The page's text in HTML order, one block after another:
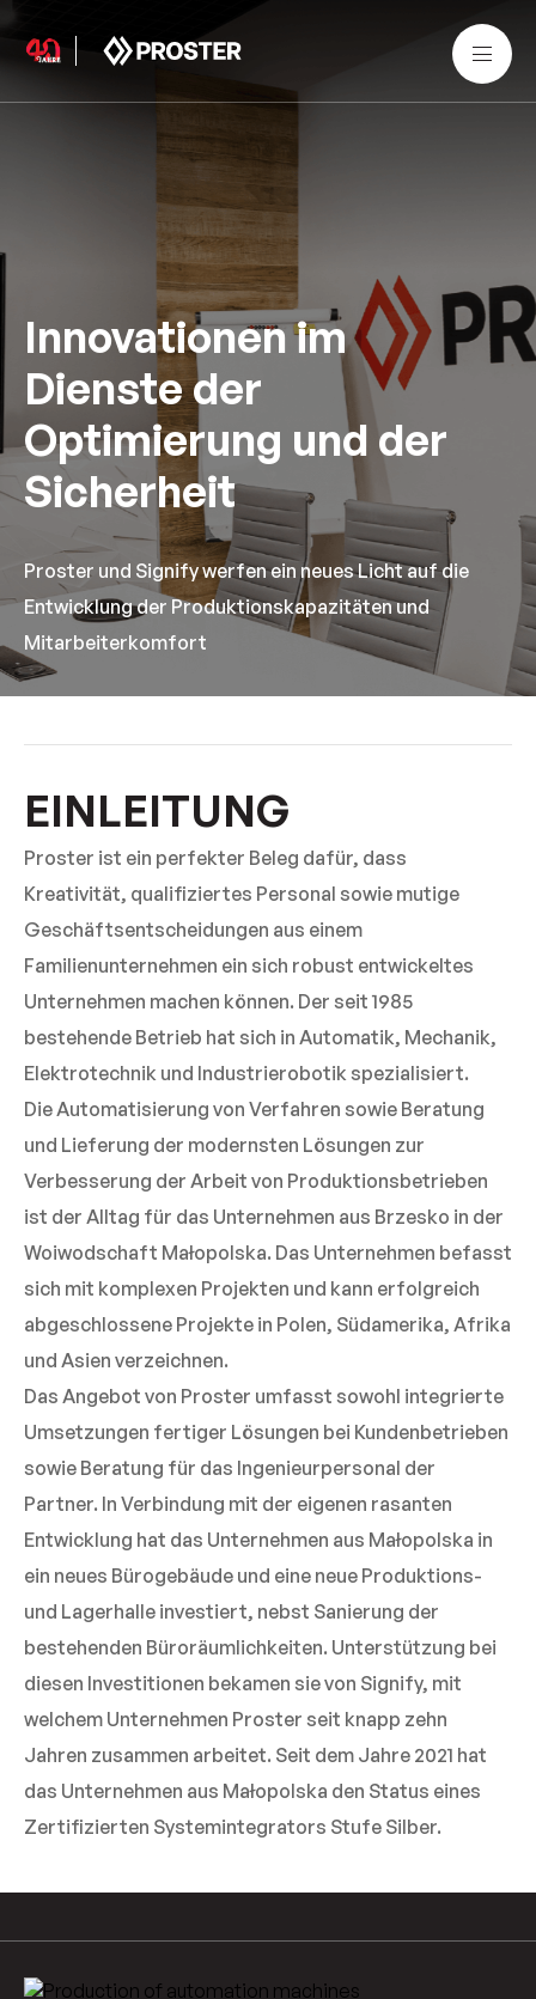
Innovationen im
Dienste der
Optimierung und der
Sicherheit
Proster und Signify werfen ein neues Licht auf die
Entwicklung der Produktionskapazitäten und
Mitarbeiterkomfort
EINLEITUNG
Proster ist ein perfekter Beleg dafür, dass
Kreativität, qualifiziertes Personal sowie mutige
Geschäftsentscheidungen aus einem
Familienunternehmen ein sich robust entwickeltes
Unternehmen machen können. Der seit 1985
bestehende Betrieb hat sich in Automatik, Mechanik,
Elektrotechnik und Industrierobotik spezialisiert.
Die Automatisierung von Verfahren sowie Beratung
und Lieferung der modernsten Lösungen zur
Verbesserung der Arbeit von Produktionsbetrieben
ist der Alltag für das Unternehmen aus Brzesko in der
Woiwodschaft Małopolska. Das Unternehmen befasst
sich mit komplexen Projekten und kann erfolgreich
abgeschlossene Projekte in Polen, Südamerika, Afrika
und Asien verzeichnen.
Das Angebot von Proster umfasst sowohl integrierte
Umsetzungen fertiger Lösungen bei Kundenbetrieben
sowie Beratung für das Ingenieurpersonal der
Partner. In Verbindung mit der eigenen rasanten
Entwicklung hat das Unternehmen aus Małopolska in
ein neues Bürogebäude und eine neue Produktions-
und Lagerhalle investiert, nebst Sanierung der
bestehenden Büroräumlichkeiten. Unterstützung bei
diesen Investitionen bekamen sie von Signify, mit
welchem Unternehmen Proster seit knapp zehn
Jahren zusammen arbeitet. Seit dem Jahre 2021 hat
das Unternehmen aus Małopolska den Status eines
Zertifizierten Systemintegrators Stufe Silber.